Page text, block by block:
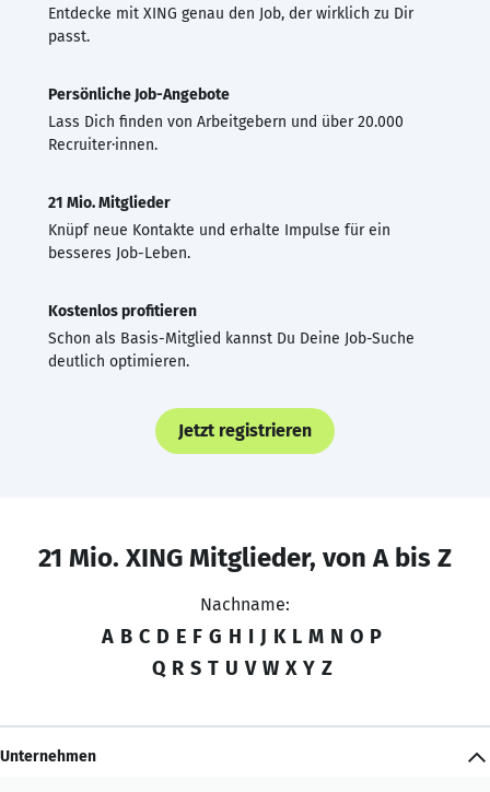
Entdecke mit XING genau den Job, der wirklich zu Dir
passt.
Persönliche Job-Angebote
Lass Dich finden von Arbeitgebern und über 20.000
Recruiter·innen.
21 Mio. Mitglieder
Knüpf neue Kontakte und erhalte Impulse für ein
besseres Job-Leben.
Kostenlos profitieren
Schon als Basis-Mitglied kannst Du Deine Job-Suche
deutlich optimieren.
Jetzt registrieren
21 Mio. XING Mitglieder, von A bis Z
Nachname:
A B C D E F G H I J K L M N O P
Q R S T U V W X Y Z
Unternehmen